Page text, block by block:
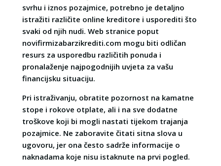
svrhu i iznos pozajmice, potrebno je detaljno
istražiti različite online kreditore i usporediti što
svaki od njih nudi. Web stranice poput
novifirmizabarzikrediti.com mogu biti odličan
resurs za usporedbu različitih ponuda i
pronalaženje najpogodnijih uvjeta za vašu
financijsku situaciju.
Pri istraživanju, obratite pozornost na kamatne
stope i rokove otplate, ali i na sve dodatne
troškove koji bi mogli nastati tijekom trajanja
pozajmice. Ne zaboravite čitati sitna slova u
ugovoru, jer ona često sadrže informacije o
naknadama koje nisu istaknute na prvi pogled.